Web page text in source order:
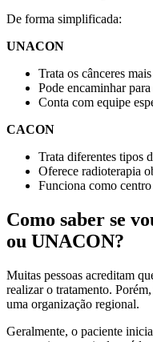
De forma simplificada:
UNACON
Trata os cânceres
Pode encaminhar
Conta com equipe
CACON
Trata diferentes tipos
Oferece radioterapia
Funciona como
Como saber se
ou UNACON?
Muitas pessoas acreditam
realizar o tratamento.
uma organização regional.
Geralmente, o paciente